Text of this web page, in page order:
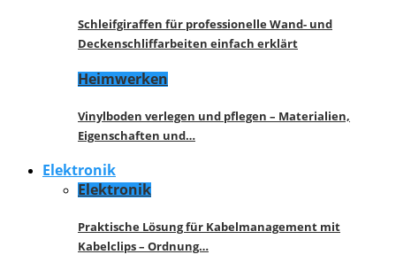
Schleifgiraffen für professionelle Wand- und
Deckenschliffarbeiten einfach erklärt
Heimwerken
Vinylboden verlegen und pflegen – Materialien,
Eigenschaften und…
Elektronik
Elektronik
Praktische Lösung für Kabelmanagement mit
Kabelclips – Ordnung…